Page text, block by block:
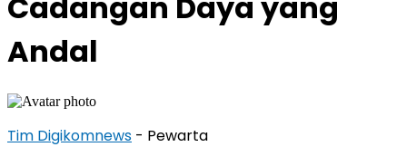
Andal
Tim Digikomnews - Pewarta